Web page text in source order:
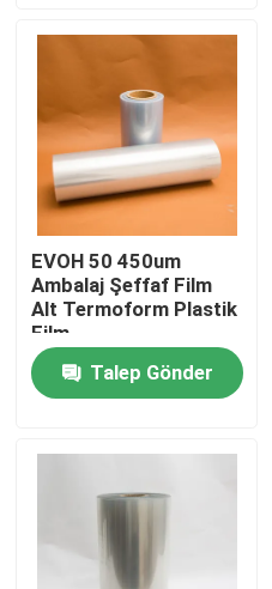
Fabrika turu
Kalite kontrol
Bize ulaşın
Haberler
Gıda Ambalaj poşetleri
Kahve Paketleme Torbaları
EVOH 50 450um
Ambalaj Şeffaf Film
Alt Termoform Plastik
Film
Talep Gönder